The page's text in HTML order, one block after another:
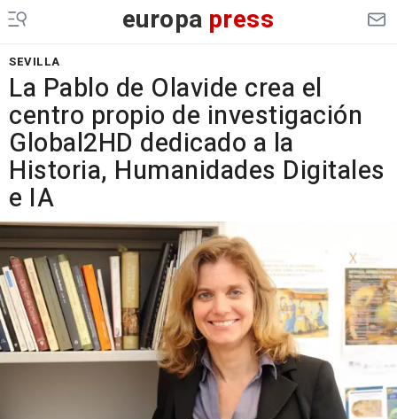
europa press
SEVILLA
La Pablo de Olavide crea el
centro propio de investigación
Global2HD dedicado a la
Historia, Humanidades Digitales
e IA